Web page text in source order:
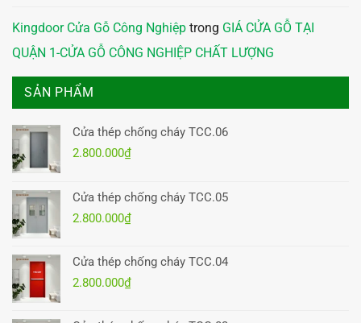
Kingdoor Cửa Gỗ Công Nghiệp trong GIÁ CỬA GỖ TẠI
QUẬN 1-CỬA GỖ CÔNG NGHIỆP CHẤT LƯỢNG
SẢN PHẨM
Cửa thép chống cháy TCC.06
2.800.000₫
Cửa thép chống cháy TCC.05
2.800.000₫
Cửa thép chống cháy TCC.04
2.800.000₫